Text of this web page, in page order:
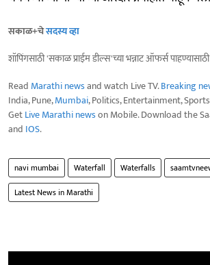
सकाळ+चेसदस्य व्हा
शॉपिंगसाठी 'सकाळ प्राईम डील्स'च्या भन्नाट ऑफर्स
Read Marathi newsand watch Live TV.Breaking
India, Pune,Mumbai, Politics, Entertainment,
GetLive Marathi newson Mobile. Download the
and IOS.
navi mumbai Waterfall Waterfalls
Latest News in Marathi